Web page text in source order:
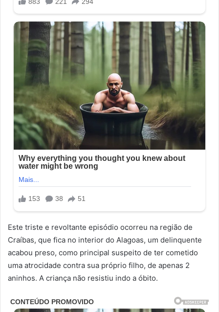
Este triste e revoltante episódio ocorreu na região de
Craíbas, que fica no interior do Alagoas, um delinquente
acabou preso, como principal suspeito de ter cometido
uma atrocidade contra sua próprio filho, de apenas 2
aninhos. A criança não resistiu indo a óbito.